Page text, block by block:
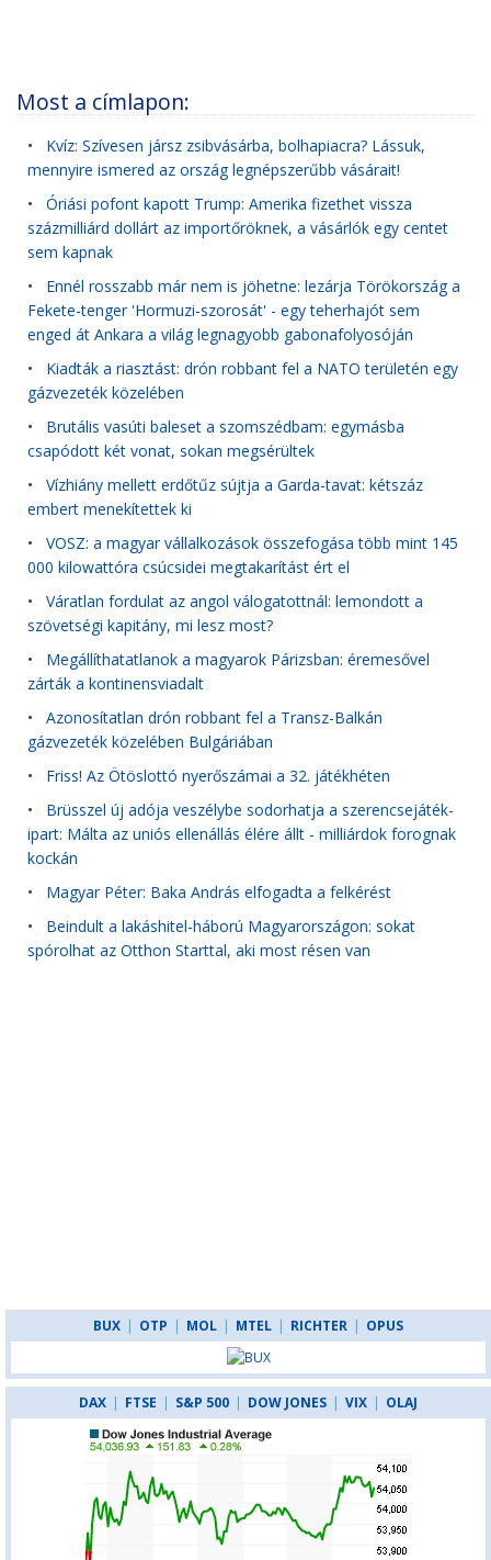
Most a címlapon:
• Kvíz: Szívesen jársz zsibvásárba, bolhapiacra? Lássuk,
mennyire ismered az ország legnépszerűbb vásárait!
• Óriási pofont kapott Trump: Amerika fizethet vissza
százmilliárd dollárt az importőröknek, a vásárlók egy centet
sem kapnak
• Ennél rosszabb már nem is jöhetne: lezárja Törökország a
Fekete-tenger 'Hormuzi-szorosát' - egy teherhajót sem
enged át Ankara a világ legnagyobb gabonafolyosóján
• Kiadták a riasztást: drón robbant fel a NATO területén egy
gázvezeték közelében
• Brutális vasúti baleset a szomszédbam: egymásba
csapódott két vonat, sokan megsérültek
• Vízhiány mellett erdőtűz sújtja a Garda-tavat: kétszáz
embert menekítettek ki
• VOSZ: a magyar vállalkozások összefogása több mint 145
000 kilowattóra csúcsidei megtakarítást ért el
• Váratlan fordulat az angol válogatottnál: lemondott a
szövetségi kapitány, mi lesz most?
• Megállíthatatlanok a magyarok Párizsban: éremesővel
zárták a kontinensviadalt
• Azonosítatlan drón robbant fel a Transz-Balkán
gázvezeték közelében Bulgáriában
• Friss! Az Ötöslottó nyerőszámai a 32. játékhéten
• Brüsszel új adója veszélybe sodorhatja a szerencsejáték-
ipart: Málta az uniós ellenállás élére állt - milliárdok forognak
kockán
• Magyar Péter: Baka András elfogadta a felkérést
• Beindult a lakáshitel-háború Magyarországon: sokat
spórolhat az Otthon Starttal, aki most résen van
BUX | OTP | MOL | MTEL | RICHTER | OPUS
DAX | FTSE | S&P 500 | DOW JONES | VIX | OLAJ